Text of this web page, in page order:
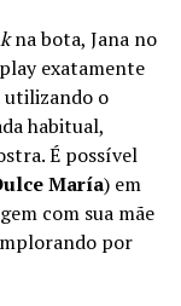
na bota, Jana no
exatamente
utilizando o
habitual,
É possível
María) em
com sua mãe
por